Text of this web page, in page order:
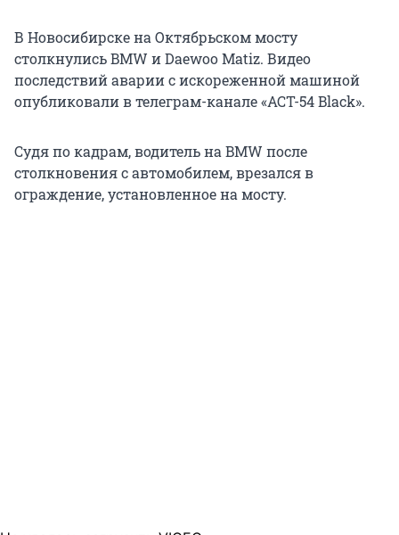
В Новосибирске на Октябрьском мосту
столкнулись BMW и Daewoo Matiz. Видео
последствий аварии с искореженной машиной
опубликовали в телеграм-канале «АСТ-54 Black».
Судя по кадрам, водитель на BMW после
столкновения с автомобилем, врезался в
ограждение, установленное на мосту.